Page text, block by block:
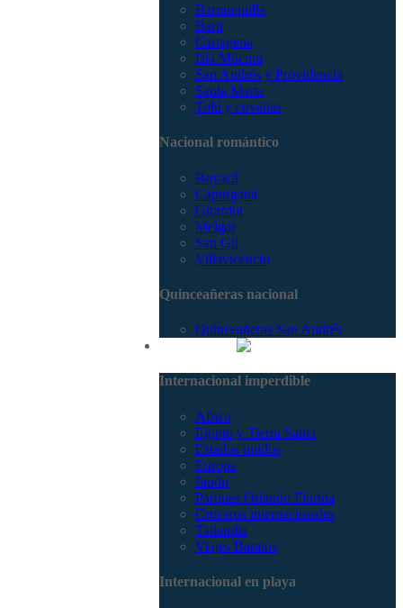
Barranquilla
Barú
Cartagena
Isla Múcura
San Andrés y Providencia
Santa Marta
Tolú y coveñas
Nacional romántico
Boyacá
Capurganá
Girardot
Melgar
San Gil
Villavicencio
Quinceañeras nacional
Quinceañeras San Andrés
Internacional imperdible
Africa
Egipto y Tierra Santa
Estados unidos
Europa
Japón
Parques Orlando Florida
Cruceros internacionales
Tailandia
Viajes Baratos
Internacional en playa